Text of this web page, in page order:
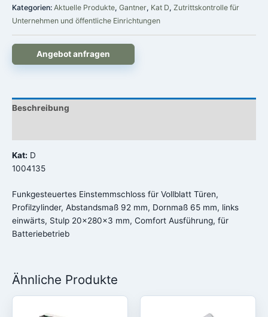
Kategorien: Aktuelle Produkte, Gantner, Kat D, Zutrittskontrolle für
Unternehmen und öffentliche Einrichtungen
Angebot anfragen
Beschreibung
Kat: D
1004135
Funkgesteuertes Einstemmschloss für Vollblatt Türen,
Profilzylinder, Abstandsmaß 92 mm, Dornmaß 65 mm, links
einwärts, Stulp 20x280x3 mm, Comfort Ausführung, für
Batteriebetrieb
Ähnliche Produkte